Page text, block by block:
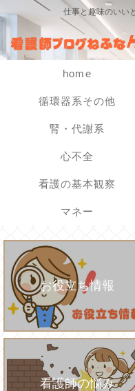
仕事と趣味のいい
home
循環器系その他
腎・代謝系
心不全
看護の基本観察
マネー
お役立ち情報
看護師の悩み